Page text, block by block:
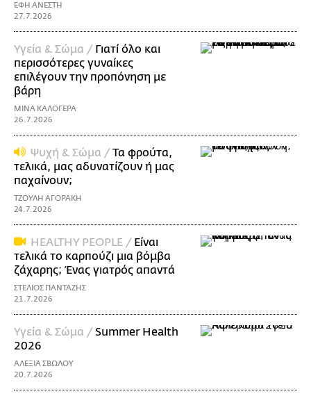
ΕΦΗ ΑΝΕΣΤΗ
27.7.2026
Υγεία & Σώμα / Γιατί όλο και
περισσότερες γυναίκες
επιλέγουν την προπόνηση με
βάρη
ΜΙΝΑ ΚΑΛΟΓΕΡΑ
26.7.2026
Ψυχή & Σώμα /Τα φρούτα,
τελικά, μας αδυνατίζουν ή μας
παχαίνουν;
ΤΖΟΥΛΗ ΑΓΟΡΑΚΗ
24.7.2026
ΗΕΑLTHY PEOPLE / Είναι
τελικά το καρπούζι μια βόμβα
ζάχαρης; Ένας γιατρός απαντά
ΣΤΕΛΙΟΣ ΠΑΝΤΑΖΗΣ
21.7.2026
Υγεία & Σώμα / Summer Health
2026
ΑΛΕΞΙΑ ΣΒΩΛΟΥ
20.7.2026